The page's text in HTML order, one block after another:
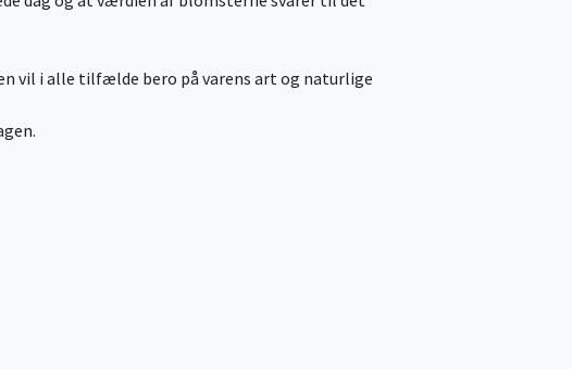
vil i alle tilfælde bero på varens art og naturlige